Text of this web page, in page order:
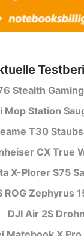
Stealth
Mop Station
T30
CX True
X-Plorer S75
ROG Zephyrus
DJI Air 2S